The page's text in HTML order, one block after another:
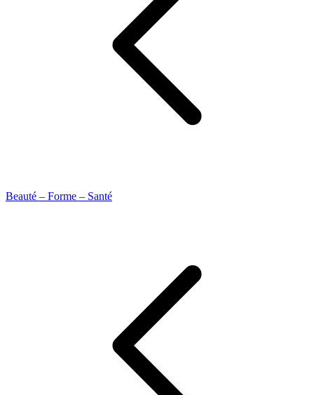
Beauté – Forme – Santé